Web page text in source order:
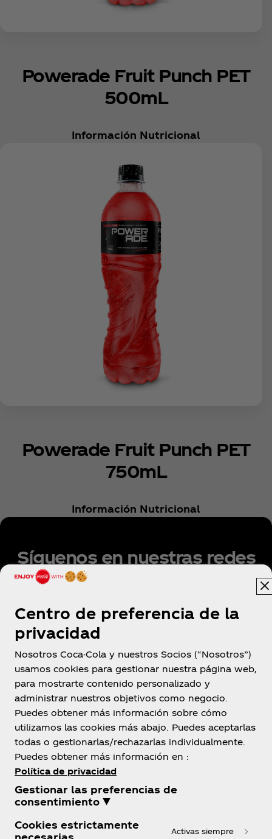
Powerade Fruit Punch PET
500mL
Información Nutricional
Powerade Fruit Punch PET
750mL
Información Nutricional
Síguenos en nuestras redes
El Salvador
Sobre nosotros
Centro de preferencia de la
privacidad
Nosotros Coca-Cola y nuestros Socios (“Nosotros”)
usamos cookies para gestionar nuestra página web,
para mostrarte contenido personalizado y
administrar nuestros objetivos como negocio.
Puedes obtener más información sobre cómo
utilizamos las cookies más abajo. Puedes aceptarlas
todas o gestionarlas/rechazarlas individualmente.
Puedes obtener más información en :
Política de privacidad
Gestionar las preferencias de
consentimiento ▼
Cookies estrictamente
Activas siempre